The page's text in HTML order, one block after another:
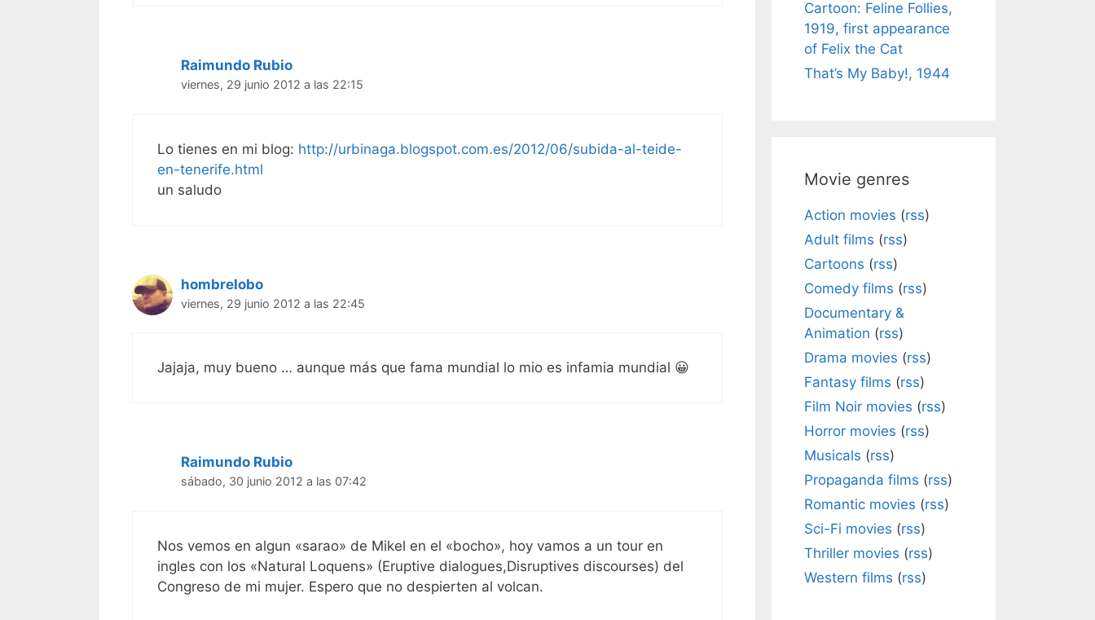
Raimundo Rubio
viernes, 29 junio 2012 a las 22:15
Lo tienes en mi blog: http://urbinaga.blogspot.com.es/2012/06/subida-al-teide-
en-tenerife.html
un saludo
hombrelobo
viernes, 29 junio 2012 a las 22:45
Jajaja, muy bueno … aunque más que fama mundial lo mio es infamia mundial 😀
Raimundo Rubio
sábado, 30 junio 2012 a las 07:42
Nos vemos en algun «sarao» de Mikel en el «bocho», hoy vamos a un tour en
ingles con los «Natural Loquens» (Eruptive dialogues,Disruptives discourses) del
Congreso de mi mujer. Espero que no despierten al volcan.
Cartoon: Feline Follies,
1919, first appearance
of Felix the Cat
That’s My Baby!, 1944
Movie genres
Action movies (rss)
Adult films (rss)
Cartoons (rss)
Comedy films (rss)
Documentary &
Animation (rss)
Drama movies (rss)
Fantasy films (rss)
Film Noir movies (rss)
Horror movies (rss)
Musicals (rss)
Propaganda films (rss)
Romantic movies (rss)
Sci-Fi movies (rss)
Thriller movies (rss)
Western films (rss)